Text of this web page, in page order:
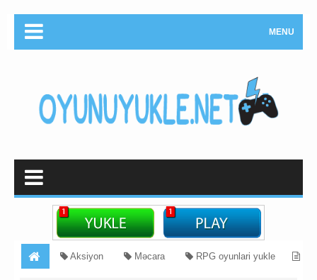
MENU
Aksiyon Məcara RPG oyunlari yukle